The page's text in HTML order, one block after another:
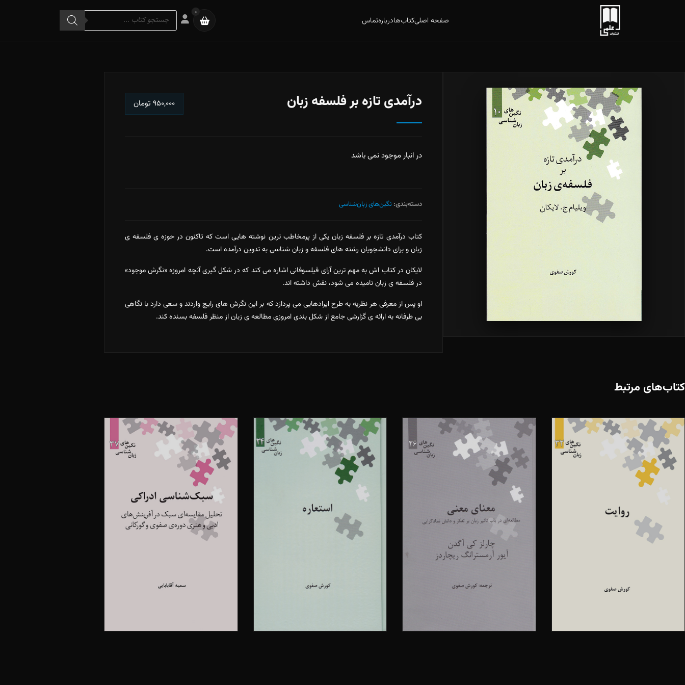
صفحه اصلیکتاب‌هادربارهتماس
0
Products
search
درآمدی تازه بر فلسفه زبان ۹۵۰,۰۰۰ تومان
در انبار موجود نمی باشد
دسته‌بندی: نگین‌های زبان‌شناسی
کتاب درآمدی تازه بر فلسفه زبان یکی از پرمخاطب ترین نوشته هایی است که تاکنون در حوزه ی فلسفه ی
زبان و برای دانشجویان رشته های فلسفه و زبان شناسی به تدوین درآمده است.
لایکان در کتاب اش به مهم ترین آرای فیلسوفانی اشاره می کند که در شکل گیری آنچه امروزه «نگرش موجود»
در فلسفه ی زبان نامیده می شود، نقش داشته اند.
او پس از معرفی هر نظریه به طرح ایرادهایی می پردازد که بر این نگرش های رایج واردند و سعی دارد با نگاهی
بی طرفانه به ارائه ی گزارشی جامع از شکل بندی امروزی مطالعه ی زبان از منظر فلسفه بسنده کند.
کتاب‌های مرتبط